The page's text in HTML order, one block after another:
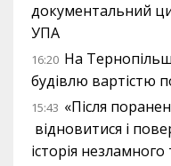
документальний
УПА
16:20 На
будівлю вартістю
15:43 «Після
відновитися і
історія